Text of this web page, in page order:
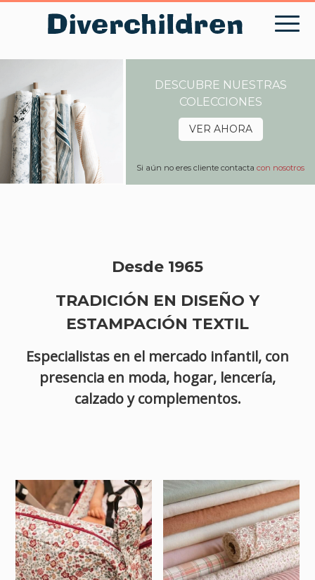
Skip
DESCUBRE NUESTRAS
COLECCIONES
VER AHORA
Si aún no eres cliente contactacon nosotros
Desde 1965
TRADICIÓN EN DISEÑO Y
ESTAMPACIÓN TEXTIL
Especialistas en el mercado infantil, con
presencia en moda, hogar, lencería,
calzado y complementos.